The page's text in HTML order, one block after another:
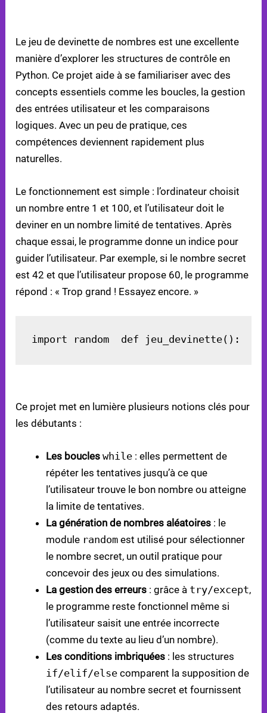
Le jeu de devinette de nombres est une excellente
manière d’explorer les structures de contrôle en
Python. Ce projet aide à se familiariser avec des
concepts essentiels comme les boucles, la gestion
des entrées utilisateur et les comparaisons
logiques. Avec un peu de pratique, ces
compétences deviennent rapidement plus
naturelles.
Le fonctionnement est simple : l’ordinateur choisit
un nombre entre 1 et 100, et l’utilisateur doit le
deviner en un nombre limité de tentatives. Après
chaque essai, le programme donne un indice pour
guider l’utilisateur. Par exemple, si le nombre secret
est 42 et que l’utilisateur propose 60, le programme
répond : « Trop grand ! Essayez encore. »
import random  def
Ce projet met en lumière plusieurs notions clés pour
les débutants :
Les boucleswhile : elles permettent de
répéter les tentatives jusqu’à ce que
l’utilisateur trouve le bon nombre ou atteigne
la limite de tentatives.
La génération de nombres aléatoires : le
module random est utilisé pour sélectionner
le nombre secret, un outil pratique pour
concevoir des jeux ou des simulations.
La gestion des erreurs : grâce à try/except,
le programme reste fonctionnel même si
l’utilisateur saisit une entrée incorrecte
(comme du texte au lieu d’un nombre).
Les conditions imbriquées : les structures
if/elif/else comparent la supposition de
l’utilisateur au nombre secret et fournissent
des retours adaptés.